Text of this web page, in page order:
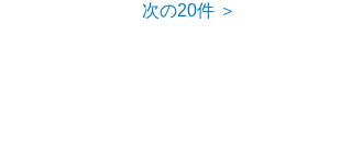
次の20件 ＞